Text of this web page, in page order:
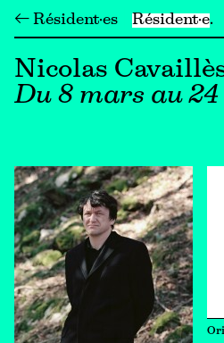
← Résident·es Résident·e
Nicolas
Du 8 mars au